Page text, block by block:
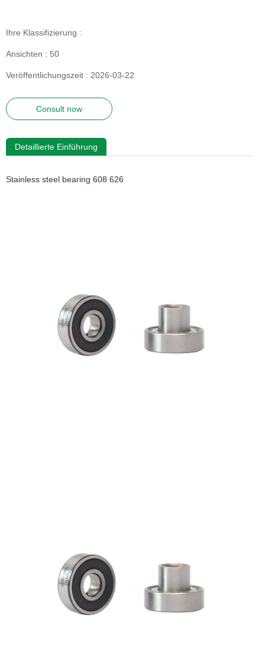
Ihre Klassifizierung :
Ansichten : 50
Veröffentlichungszeit : 2026-03-22
Consult now
Detaillierte Einführung
Stainless steel bearing 608 626